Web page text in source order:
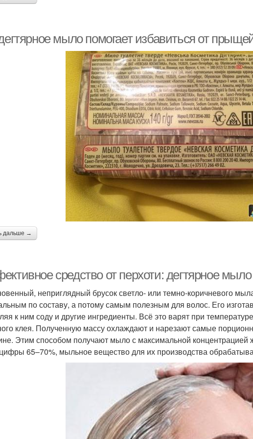
мыло помогает избавиться от
дальше →
средство от перхоти: дегтярное
неприглядный брусок светло- или темно-коричневого
по составу, а потому самым полезным для волос. Его
к ним соду и другие ингредиенты. Всё это варят при
клея. Полученную массу охлаждают и нарезают самые
Этим способом получают мыло с максимальной
65–70%, мыльное вещество для их производства